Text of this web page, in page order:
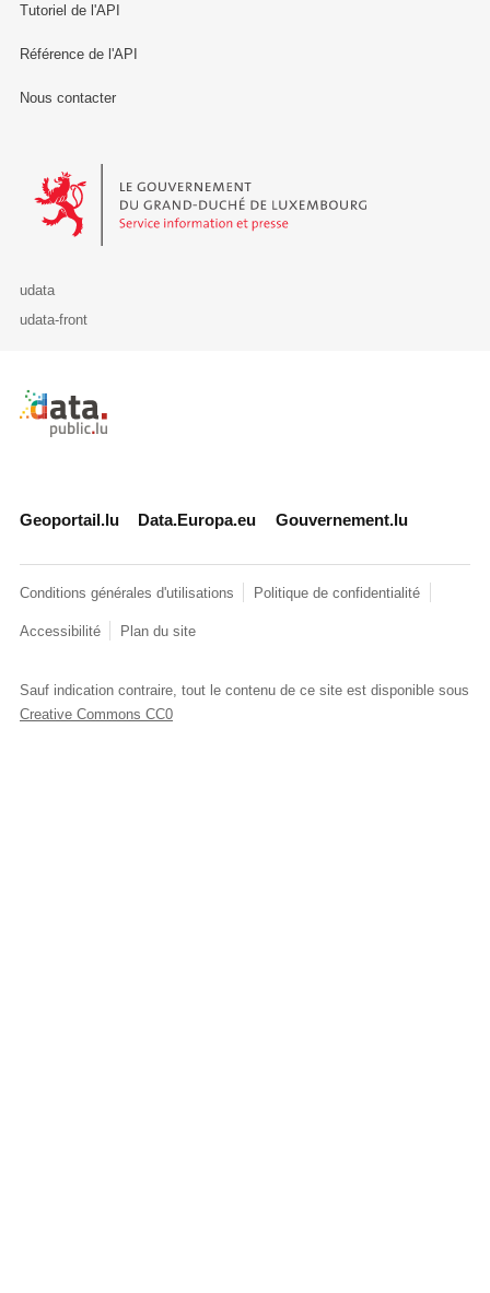
Tutoriel de l'API
Référence de l'API
Nous contacter
Le Gouvernement du Grand-Duché de Luxembourg - Service
udata
udata-front
Retour à l'accueil de data.public.lu
Geoportail.lu Data.Europa.eu Gouvernement.lu
Conditions générales d'utilisations Politique de confidentialité
Accessibilité Plan du site
Sauf indication contraire, tout le contenu de ce site est disponible sous
Creative Commons CC0